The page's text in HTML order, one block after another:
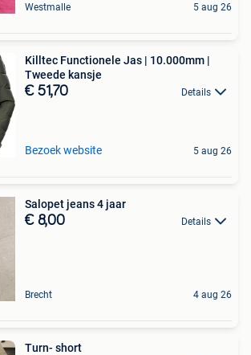
Westmalle 5 aug 26
Killtec Functionele Jas | 10.000mm |
Tweede kansje
€ 51,70 Details
Bezoek website 5 aug 26
Salopet jeans 4 jaar
€ 8,00 Details
Brecht 4 aug 26
Turn- short